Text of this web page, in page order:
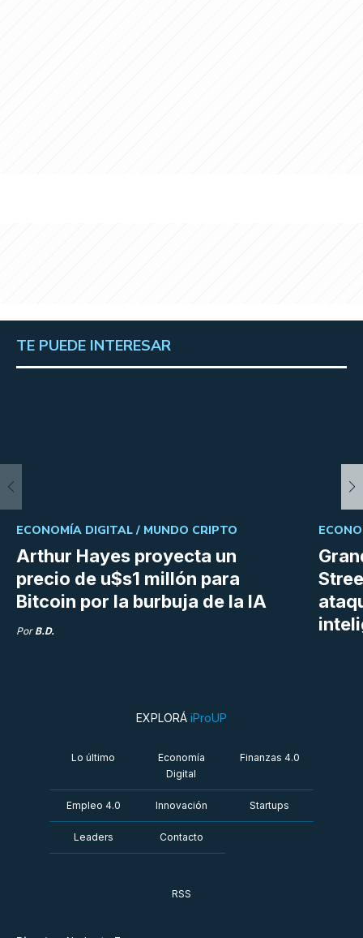
TE PUEDE INTERESAR
Arthur Hayes proyecta un
precio de u$s1 millón para
Bitcoin por la burbuja de la IA
ECONOMÍA DIGITAL / MUNDO CRIPTO
Por B.D.
EXPLORÁ iProUP
Lo último
Economía
Digital
Finanzas 4.0
Empleo 4.0 Innovación Startups
Leaders Contacto
RSS